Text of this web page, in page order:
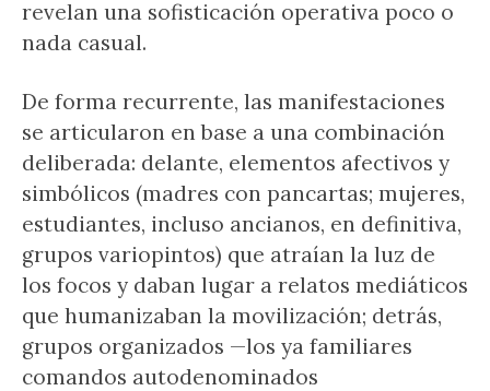
revelan una sofisticación operativa poco o
nada casual.
De forma recurrente, las manifestaciones
se articularon en base a una combinación
deliberada: delante, elementos afectivos y
simbólicos (madres con pancartas; mujeres,
estudiantes, incluso ancianos, en definitiva,
grupos variopintos) que atraían la luz de
los focos y daban lugar a relatos mediáticos
que humanizaban la movilización; detrás,
grupos organizados —los ya familiares
comandos autodenominados